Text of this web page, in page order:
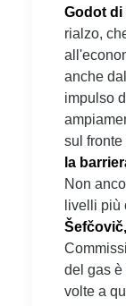
Godot di
rialzo,
anche
impulso
sul fronte
la
Non
livelli più
Šefčovič,
del gas è
volte a